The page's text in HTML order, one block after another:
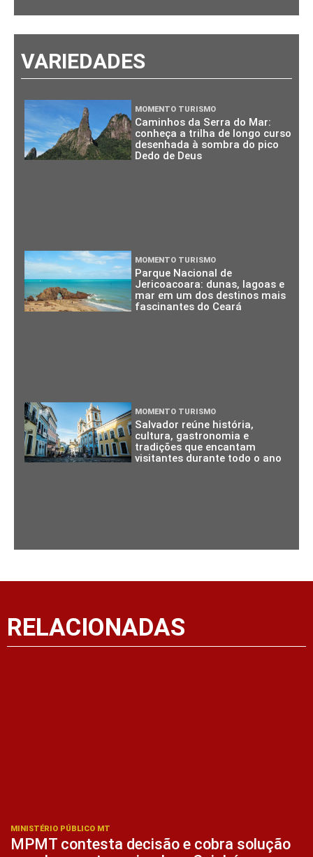
VARIEDADES
MOMENTO TURISMO
Caminhos da Serra do Mar:
conheça a trilha de longo curso
desenhada à sombra do pico
Dedo de Deus
MOMENTO TURISMO
Parque Nacional de
Jericoacoara: dunas, lagoas e
mar em um dos destinos mais
fascinantes do Ceará
MOMENTO TURISMO
Salvador reúne história,
cultura, gastronomia e
tradições que encantam
visitantes durante todo o ano
RELACIONADAS
MINISTÉRIO PÚBLICO MT
MPMT contesta decisão e cobra solução